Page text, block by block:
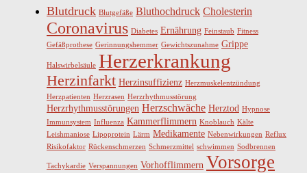
Blutdruck Blutgefäße Bluthochdruck Cholesterin
Coronavirus Diabetes Ernährung Feinstaub Fitness
Gefäßprothese Gerinnungshemmer Gewichtszunahme Grippe
Halswirbelsäule Herzerkrankung
Herzinfarkt Herzinsuffizienz Herzmuskelentzündung
Herzpatienten Herzrasen Herzrhythmusstörung
Herzrhythmusstörungen Herzschwäche Herztod Hypnose
Immunsystem Influenza Kammerflimmern Knoblauch Kälte
Leishmaniose Lipoprotein Lärm Medikamente Nebenwirkungen Reflux
Risikofaktor Rückenschmerzen Schmerzmittel schwimmen Sodbrennen
Tachykardie Verspannungen Vorhofflimmern Vorsorge